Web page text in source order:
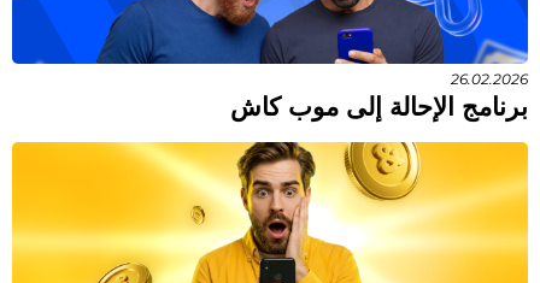
26.02.2026
برنامج الإحالة إلى موب كاش